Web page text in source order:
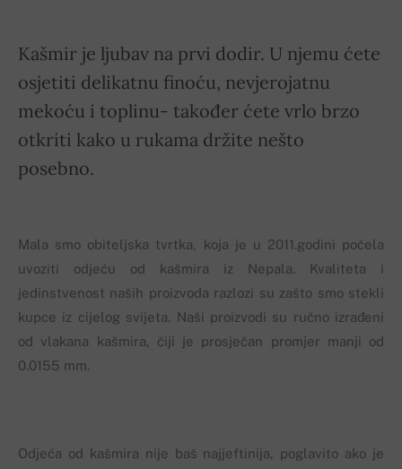
Kašmir je ljubav na prvi dodir. U njemu ćete
osjetiti delikatnu finoću, nevjerojatnu
mekoću i toplinu- također ćete vrlo brzo
otkriti kako u rukama držite nešto
posebno.
Mala smo obiteljska tvrtka, koja je u 2011.godini počela
uvoziti odjeću od kašmira iz Nepala. Kvaliteta i
jedinstvenost naših proizvoda razlozi su zašto smo stekli
kupce iz cijelog svijeta. Naši proizvodi su ručno izrađeni
od vlakana kašmira, čiji je prosječan promjer manji od
0.0155 mm.
Odjeća od kašmira nije baš najjeftinija, poglavito ako je